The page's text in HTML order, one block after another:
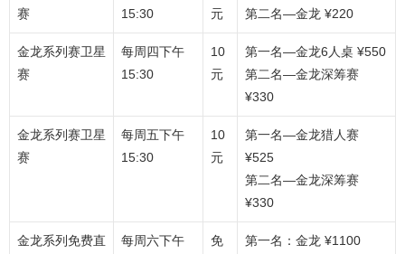
赛
15:30
元
第二名—金龙 ¥220
金龙系列赛卫星
赛
每周四下午
15:30
10
元
第一名—金龙6人桌 ¥550
第二名—金龙深筹赛
¥330
金龙系列赛卫星
赛
每周五下午
15:30
10
元
第一名—金龙猎人赛
¥525
第二名—金龙深筹赛
¥330
金龙系列免费直
每周六下午
免
第一名：金龙 ¥1100